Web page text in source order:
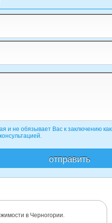
и не обязывает Вас к заключению
в Черногории.